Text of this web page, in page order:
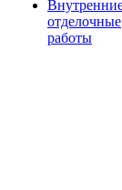
отделочные
работы